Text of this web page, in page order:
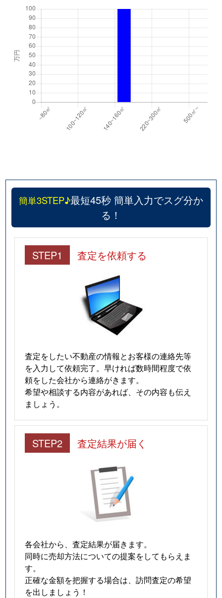
簡単3STEP♪最短45秒 簡単入力でスグ分か
る！
STEP1 査定を依頼する
査定をしたい不動産の情報とお客様の連絡先等
を入力して依頼完了。早ければ数時間程度で依
頼をした会社から連絡がきます。
希望や相談する内容があれば、その内容も伝え
ましょう。
STEP2 査定結果が届く
各会社から、査定結果が届きます。
同時に売却方法についての提案をしてもらえま
す。
正確な金額を把握する場合は、訪問査定の希望
を出しましょう！